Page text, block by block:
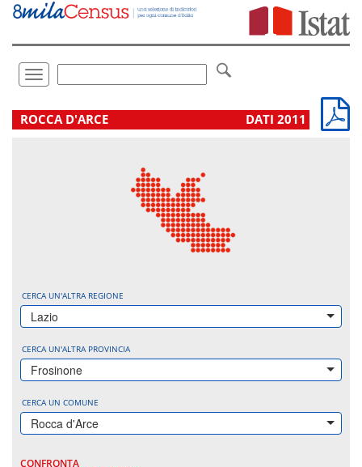
Vai
direttamente
Toggle
navigation
.
ROCCA D'ARCE DATI 2011
CERCA UN'ALTRA REGIONE
Lazio
CERCA UN'ALTRA PROVINCIA
Frosinone
CERCA UN COMUNE
Rocca d'Arce
CONFRONTA